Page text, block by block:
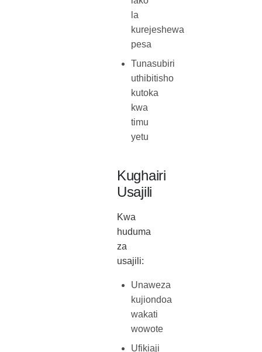
la
kurejeshewa
pesa
Tunasubiri
uthibitisho
kutoka
kwa
timu
yetu
Kughairi
Usajili
Kwa
huduma
za
usajili:
Unaweza
kujiondoa
wakati
wowote
Ufikiaji